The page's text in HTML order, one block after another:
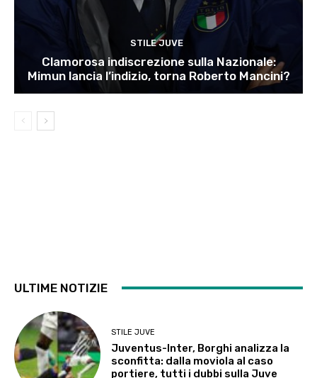
STILE JUVE
Clamorosa indiscrezione sulla Nazionale:
Mimun lancia l’indizio, torna Roberto Mancini?
ULTIME NOTIZIE
STILE JUVE
Juventus-Inter, Borghi analizza la
sconfitta: dalla moviola al caso
portiere, tutti i dubbi sulla Juve